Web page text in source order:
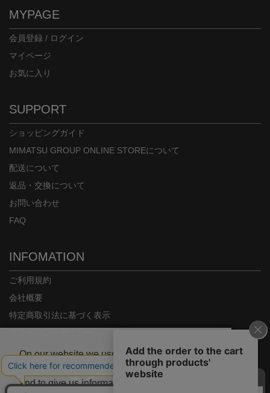
MYPAGE
会員登録 / ログイン
マイページ
お気に入り
SUPPORT
ショッピングガイド
MIMATSU GROUP ONLINE STOREについて
配送について
返品・交換について
お問い合わせ
FAQ
INFOMATION
ご利用規約
会社概要
特定商取引法に基づく表示
On our website we use some cookies. These
are necessary for our site to work properly
and to give us information about how our site